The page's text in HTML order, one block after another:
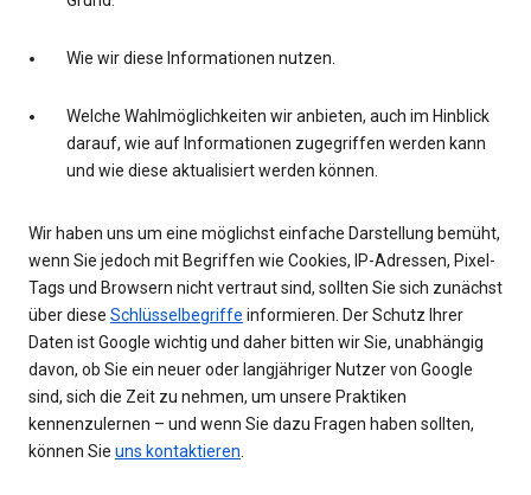
Wie wir diese Informationen nutzen.
Welche Wahlmöglichkeiten wir anbieten, auch im Hinblick
darauf, wie auf Informationen zugegriffen werden kann
und wie diese aktualisiert werden können.
Wir haben uns um eine möglichst einfache Darstellung bemüht,
wenn Sie jedoch mit Begriffen wie Cookies, IP-Adressen, Pixel-
Tags und Browsern nicht vertraut sind, sollten Sie sich zunächst
über diese Schlüsselbegriffe informieren. Der Schutz Ihrer
Daten ist Google wichtig und daher bitten wir Sie, unabhängig
davon, ob Sie ein neuer oder langjähriger Nutzer von Google
sind, sich die Zeit zu nehmen, um unsere Praktiken
kennenzulernen – und wenn Sie dazu Fragen haben sollten,
können Sie uns kontaktieren.